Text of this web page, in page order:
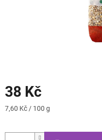
38 Kč
Měrná
7,60 Kč / 100 g